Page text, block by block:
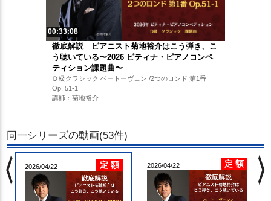
00:33:08
徹底解説 ピアニスト菊地裕介はこう弾き、こ
う聴いている〜2026 ピティナ・ピアノコンペ
ティション課題曲〜
Ｄ級クラシック ベートーヴェン /2つのロンド 第1番
Op. 51-1
講師：菊地裕介
同一シリーズの動画(53件)
2026/04/22 定 額 2026/04/22 定 額
chevron_left chevron_right